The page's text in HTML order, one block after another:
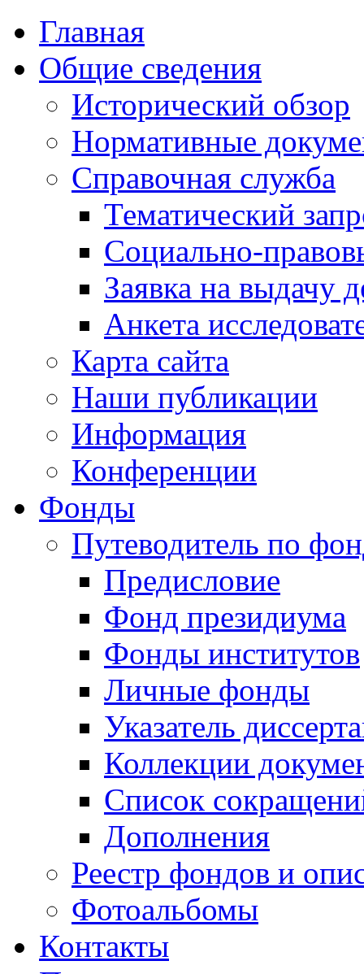
Главная
Общие сведения
Исторический обзор
Нормативные
Справочная служба
Тематический
Социально-
Заявка на выдачу
Анкета
Карта сайта
Наши публикации
Информация
Конференции
Фонды
Путеводитель по
Предисловие
Фонд президиума
Фонды институтов
Личные фонды
Указатель
Коллекции
Список
Дополнения
Реестр фондов и
Фотоальбомы
Контакты